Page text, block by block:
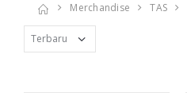
Merchandise TAS